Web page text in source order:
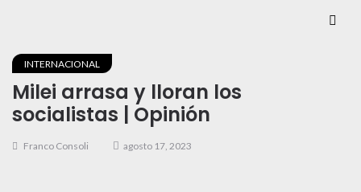
INTERNACIONAL
Milei arrasa y lloran los
socialistas | Opinión
Franco Consoli agosto 17, 2023